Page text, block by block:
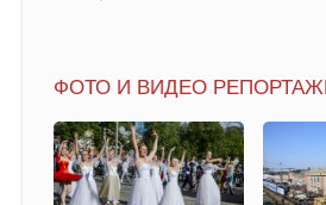
ФОТО И ВИДЕО